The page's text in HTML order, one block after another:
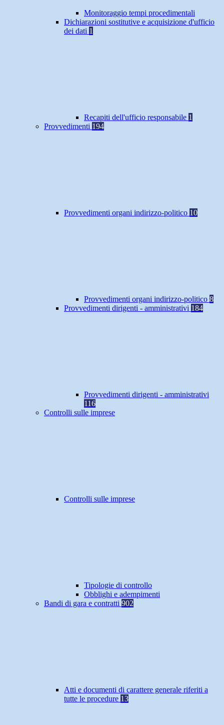
Monitoraggio tempi procedimentali
Dichiarazioni sostitutive e acquisizione d'ufficio
dei dati 1
Recapiti dell'ufficio responsabile 1
Provvedimenti 194
Provvedimenti organi indirizzo-politico 10
Provvedimenti organi indirizzo-politico 8
Provvedimenti dirigenti - amministrativi 184
Provvedimenti dirigenti - amministrativi
116
Controlli sulle imprese
Controlli sulle imprese
Tipologie di controllo
Obblighi e adempimenti
Bandi di gara e contratti 902
Atti e documenti di carattere generale riferiti a
tutte le procedure 13